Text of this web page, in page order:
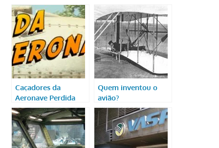
Caçadores da
Aeronave Perdida
Quem inventou o
avião?